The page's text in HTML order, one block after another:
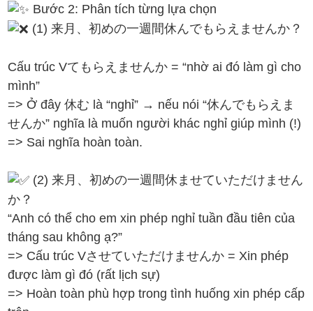
Bước 2: Phân tích từng lựa chọn
(1) 来月、初めの一週間休んでもらえませんか？
Cấu trúc Vてもらえませんか = “nhờ ai đó làm gì cho
mình”
=> Ở đây 休む là “nghỉ” → nếu nói “休んでもらえま
せんか” nghĩa là muốn người khác nghỉ giúp mình (!)
=> Sai nghĩa hoàn toàn.
(2) 来月、初めの一週間休ませていただけません
か？
“Anh có thể cho em xin phép nghỉ tuần đầu tiên của
tháng sau không ạ?”
=> Cấu trúc Vさせていただけませんか = Xin phép
được làm gì đó (rất lịch sự)
=> Hoàn toàn phù hợp trong tình huống xin phép cấp